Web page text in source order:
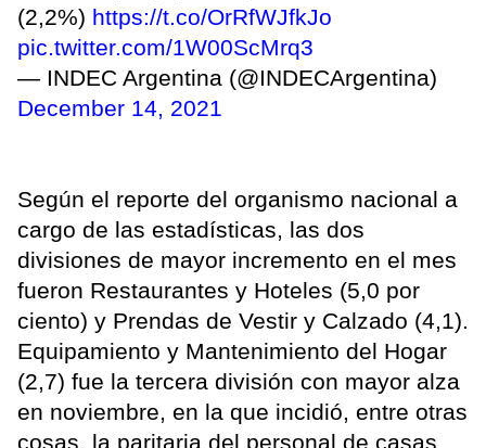
(2,2%) https://t.co/OrRfWJfkJo
pic.twitter.com/1W00ScMrq3
— INDEC Argentina (@INDECArgentina)
December 14, 2021
Según el reporte del organismo nacional a
cargo de las estadísticas, las dos
divisiones de mayor incremento en el mes
fueron Restaurantes y Hoteles (5,0 por
ciento) y Prendas de Vestir y Calzado (4,1).
Equipamiento y Mantenimiento del Hogar
(2,7) fue la tercera división con mayor alza
en noviembre, en la que incidió, entre otras
cosas, la paritaria del personal de casas